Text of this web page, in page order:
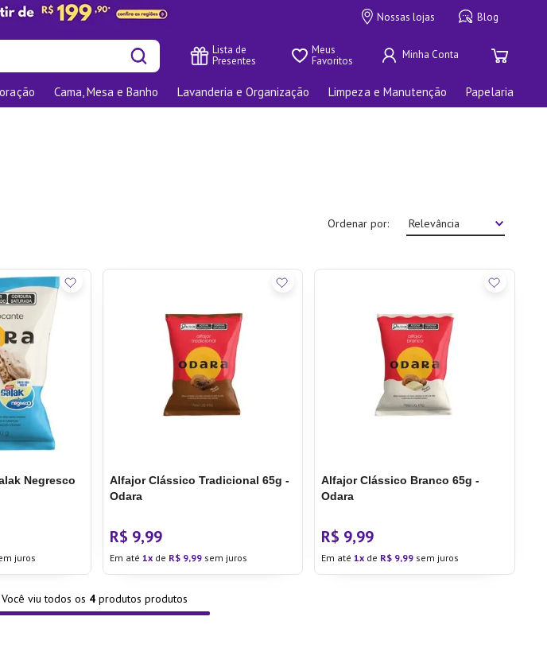
Nossas lojas Blog
Lista de
Presentes
Meus
Favoritos
Cama, Mesa e Banho Lavanderia e Organização Limpeza e Manutenção Papelaria
Ordenar por Relevância
Negresco
juros
Alfajor Clássico Tradicional 65g -
Odara
R$ 9,99
Em até1 de R$ 9,99 sem juros
Alfajor Clássico Branco 65g -
Odara
R$ 9,99
Em até1 de R$ 9,99 sem juros
Você viu todos os 4 produtos